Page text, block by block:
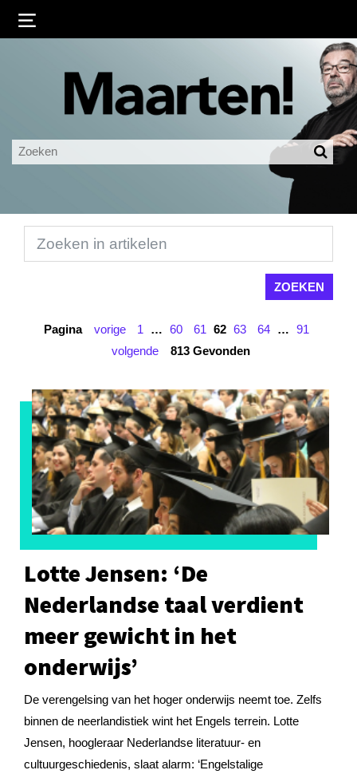
Ingelogd blijven
LOGIN
Pagina vorige 1 … 60 61 62 63 64 … 91
volgende
813 Gevonden
Lotte Jensen: ‘De
Nederlandse taal verdient
meer gewicht in het
onderwijs’
De verengelsing van het hoger onderwijs neemt toe. Zelfs
binnen de neerlandistiek wint het Engels terrein. Lotte
Jensen, hoogleraar Nederlandse literatuur- en
cultuurgeschiedenis, slaat alarm: ‘Engelstalige